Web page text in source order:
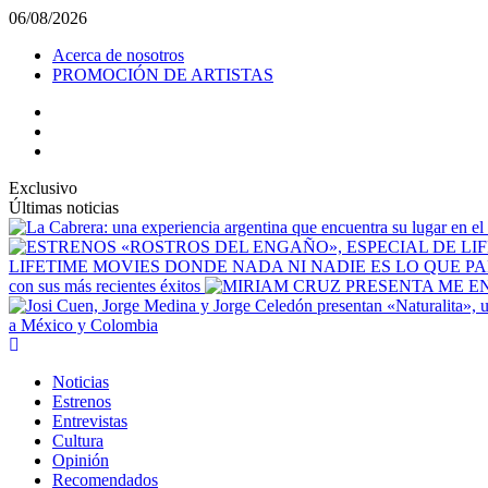
Saltar
contenido
06/08/2026
Acerca de nosotros
PROMOCIÓN DE ARTISTAS
Exclusivo
Últimas noticias
LIFETIME MOVIES DONDE NADA NI NADIE ES LO QUE
con sus más recientes éxitos
a México y Colombia
Noticias
Estrenos
Entrevistas
Cultura
Opinión
Recomendados